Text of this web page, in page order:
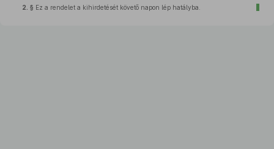
2. § Ez a rendelet a kihirdetését követő napon lép hatályba.